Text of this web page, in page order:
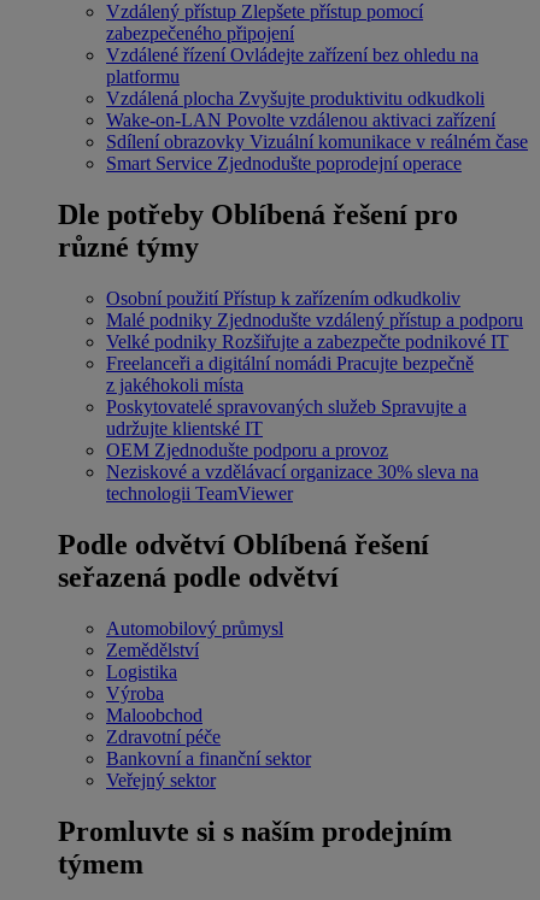
Vzdálený přístup Zlepšete přístup pomocí
zabezpečeného připojení
Vzdálené řízení Ovládejte zařízení bez ohledu na
platformu
Vzdálená plocha Zvyšujte produktivitu odkudkoli
Wake-on-LAN Povolte vzdálenou aktivaci zařízení
Sdílení obrazovky Vizuální komunikace v reálném čase
Smart Service Zjednodušte poprodejní operace
Dle potřeby Oblíbená řešení pro
různé týmy
Osobní použití Přístup k zařízením odkudkoliv
Malé podniky Zjednodušte vzdálený přístup a podporu
Velké podniky Rozšiřujte a zabezpečte podnikové IT
Freelanceři a digitální nomádi Pracujte bezpečně
z jakéhokoli místa
Poskytovatelé spravovaných služeb Spravujte a
udržujte klientské IT
OEM Zjednodušte podporu a provoz
Neziskové a vzdělávací organizace 30% sleva na
technologii TeamViewer
Podle odvětví Oblíbená řešení
seřazená podle odvětví
Automobilový průmysl
Zemědělství
Logistika
Výroba
Maloobchod
Zdravotní péče
Bankovní a finanční sektor
Veřejný sektor
Promluvte si s naším prodejním
týmem